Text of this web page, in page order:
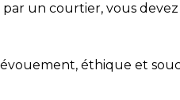
un courtier, vous
éthique et